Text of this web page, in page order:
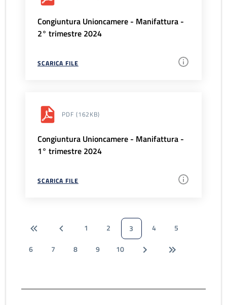
Congiuntura Unioncamere - Manifattura -
2° trimestre 2024
SCARICA FILE
PDF (162KB)
Congiuntura Unioncamere - Manifattura -
1° trimestre 2024
SCARICA FILE
1 2 3 4
5
6
7 8 9 10